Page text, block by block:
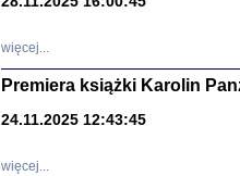
więcej...
Premiera książki Karolin
24.11.2025 12:43:45
więcej...